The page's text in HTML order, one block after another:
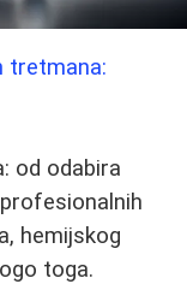
tretmana:
od odabira
hemijskog
toga.